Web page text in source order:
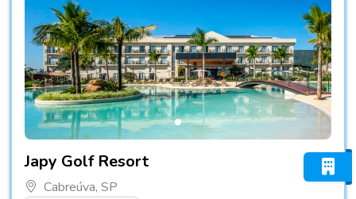
Japy Golf Resort
Cabreúva, SP